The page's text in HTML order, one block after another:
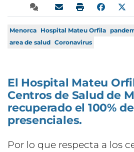
Menorca Hospital Mateu Orfila
area de salud Coronavirus
El Hospital Mateu
Centros de Salud de
recuperado el 100%
presenciales.
Por lo que respecta a los